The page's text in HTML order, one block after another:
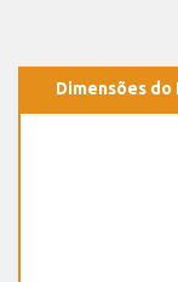
Dimensões do